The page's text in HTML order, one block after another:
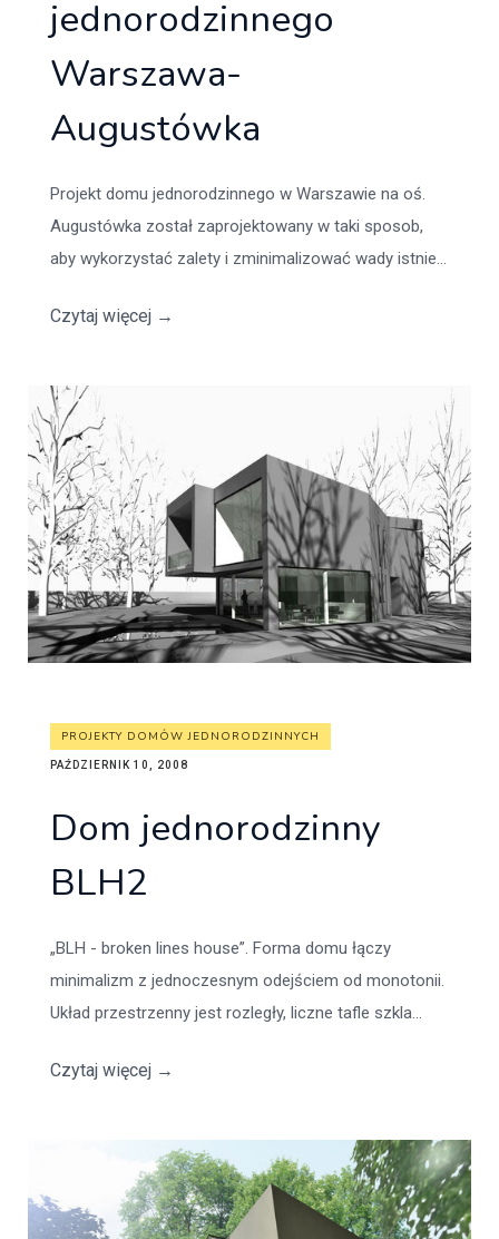
jednorodzinnego
Warszawa-
Augustówka
Projekt domu jednorodzinnego w Warszawie na oś.
Augustówka został zaprojektowany w taki sposob,
aby wykorzystać zalety i zminimalizować wady istnie...
Czytaj więcej →
PROJEKTY DOMÓW JEDNORODZINNYCH
PAŹDZIERNIK 10, 2008
Dom jednorodzinny
BLH2
„BLH - broken lines house”. Forma domu łączy
minimalizm z jednoczesnym odejściem od monotonii.
Układ przestrzenny jest rozległy, liczne tafle szkla...
Czytaj więcej →